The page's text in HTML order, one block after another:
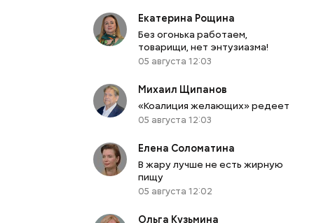
Екатерина Рощина
Без огонька работаем,
товарищи, нет энтузиазма!
05 августа 12:03
Михаил Щипанов
«Коалиция желающих» редеет
05 августа 12:03
Елена Соломатина
В жару лучше не есть жирную
пищу
05 августа 12:02
Ольга Кузьмина